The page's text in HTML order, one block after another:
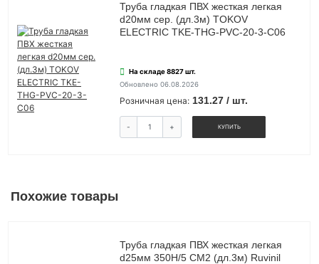
Труба гладкая ПВХ жесткая легкая
d20мм сер. (дл.3м) TOKOV
ELECTRIC TKE-THG-PVC-20-3-C06
На складе 8827 шт.
Обновлено 06.08.2026
Розничная цена: 131.27 / шт.
- + КУПИТЬ
Похожие товары
Труба гладкая ПВХ жесткая легкая
d25мм 350Н/5 СМ2 (дл.3м) Ruvinil